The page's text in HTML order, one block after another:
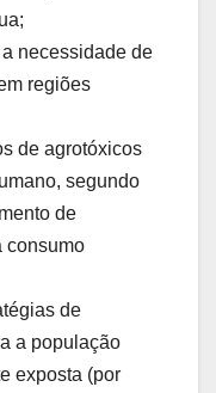
necessidade de
regiões
de agrotóxicos
segundo
de
consumo
de
a população
exposta (por